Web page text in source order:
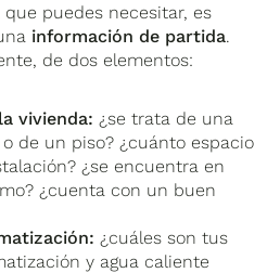
puedes necesitar, es
información de partida.
de dos elementos:
vivienda: ¿se trata de una
de un piso? ¿cuánto espacio
¿se encuentra en
¿cuenta con un buen
¿cuáles son tus
y agua caliente